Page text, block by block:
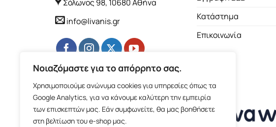
Νοιαζόμαστε για το απόρρητο σας.
Χρησιμοποιούμε ανώνυμα cookies για υπηρεσίες όπως τα
Google Analytics, για να κάνουμε καλύτερη την εμπειρία
των επισκεπτών μας. Εάν συμφωνείτε, θα μας βοηθήσετε
στη βελτίωση του e-shop μας.
Σόλωνος 98, 10680 Αθήνα
info@livanis.gr
Κατάστημα
Επικοινωνία